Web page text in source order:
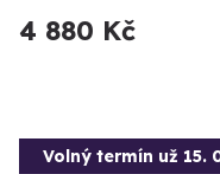
4 880 Kč
Volný termín už 15.